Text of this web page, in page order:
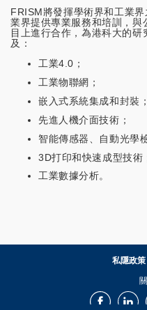
FRISM將發揮學術界和工業
業界提供專業服務和培訓，與
目上進行合作，為港科大的
及：
工業4.0；
工業物聯網；
嵌入式系統集成和封裝；
先進人機介面技術；
智能傳感器、自動光學
3D打印和快速成型技術
工業數據分析。
私隱政策
Facebook